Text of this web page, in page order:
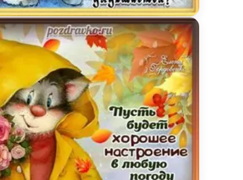
пожеланием
пятнице пятничный приветик с котенком и